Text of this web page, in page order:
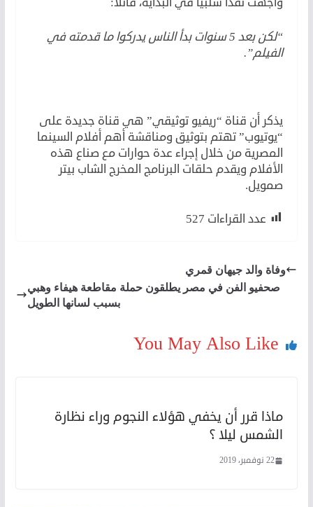
“لكن بعد 5 سنوات بدأ الناس يدركوا ما قدمته في
الفيلم”.
يذكر أن قناة “ريفيو توثيقي” هي قناة جديدة على
“يوتيوب” تهتم بتوثيق ومناقشة أهم أفلام السينما
المصرية من خلال إجراء عدة حوارات مع صناع هذه
الأفلام ويقدم حلقات البرنامج المخرج الشاب بيتر
صمويل.
عدد القراءات 527
وفاة والد جيهان قمري
صحفيو الفن في مصر يطلقون حملة مقاطعة هيفاء وهبي
بسبب لسانها الطويل
You May Also Like
ماذا قرر أن يخفي هؤلاء النجوم وراء نظارة
الشمس ليلا ؟
22 نوفمبر، 2019